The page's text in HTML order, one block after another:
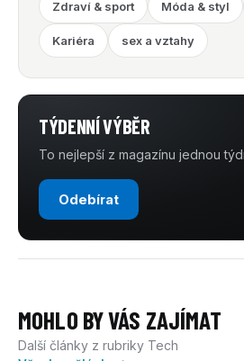
Zdraví & sport Móda & styl
Kariéra sex a vztahy
TÝDENNÍ VÝBĚR
To nejlepší z magazínu jednou
Odebírat
MOHLO BY VÁS ZAJÍMAT
Další články z rubriky Tech